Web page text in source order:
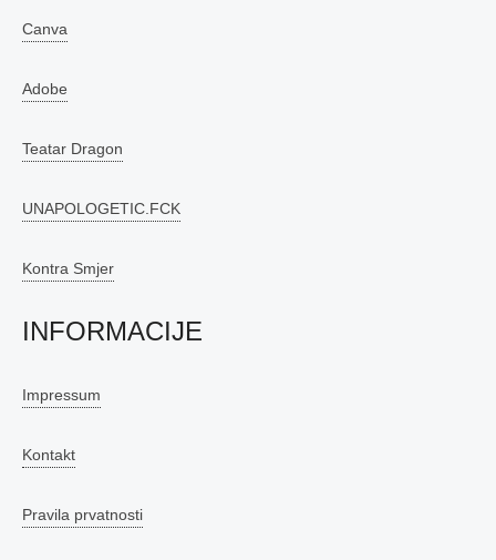
Canva
Adobe
Teatar Dragon
UNAPOLOGETIC.FCK
Kontra Smjer
INFORMACIJE
Impressum
Kontakt
Pravila prvatnosti